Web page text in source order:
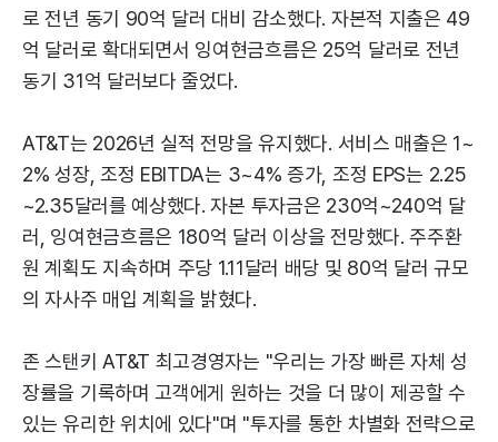
로 전년 동기 90억 달러 대비 감소했다. 자본적 지출은 49
억 달러로 확대되면서 잉여현금흐름은 25억 달러로 전년
동기 31억 달러보다 줄었다.
AT&T는 2026년 실적 전망을 유지했다. 서비스 매출은 1~
2% 성장, 조정 EBITDA는 3~4% 증가, 조정 EPS는 2.25
~2.35달러를 예상했다. 자본 투자금은 230억~240억 달
러, 잉여현금흐름은 180억 달러 이상을 전망했다. 주주환
원 계획도 지속하며 주당 1.11달러 배당 및 80억 달러 규모
의 자사주 매입 계획을 밝혔다.
존 스탠키 AT&T 최고경영자는 "우리는 가장 빠른 자체 성
장률을 기록하며 고객에게 원하는 것을 더 많이 제공할 수
있는 유리한 위치에 있다"며 "투자를 통한 차별화 전략으로